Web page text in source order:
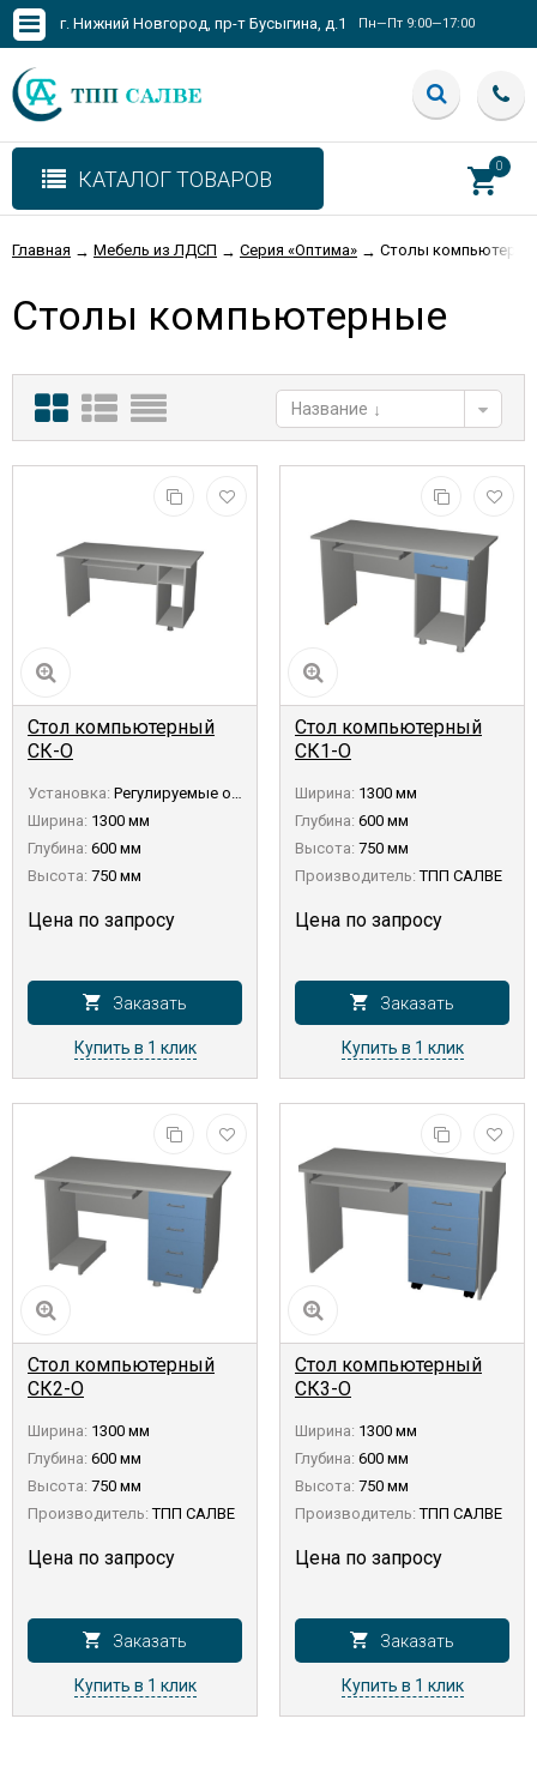
г. Нижний Новгород, пр-т Бусыгина, д.1 Пн—Пт 9:00—17:00
КАТАЛОГ ТОВАРОВ
0
Главная → Мебель из ЛДСП → Серия «Оптима» → Столы
Столы компьютерные
Название
Стол компьютерный
СК-О
Установка: Регулируемые опоры
Ширина: 1300 мм
Глубина: 600 мм
Высота: 750 мм
Цена по запросу
Заказать
Купить в 1 клик
Стол компьютерный
СК1-О
Ширина: 1300 мм
Глубина: 600 мм
Высота: 750 мм
Производитель: ТПП САЛВЕ
Цена по запросу
Заказать
Купить в 1 клик
Стол компьютерный
СК2-О
Ширина: 1300 мм
Глубина: 600 мм
Высота: 750 мм
Производитель: ТПП САЛВЕ
Цена по запросу
Заказать
Купить в 1 клик
Стол компьютерный
СК3-О
Ширина: 1300 мм
Глубина: 600 мм
Высота: 750 мм
Производитель: ТПП САЛВЕ
Цена по запросу
Заказать
Купить в 1 клик